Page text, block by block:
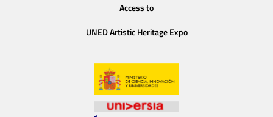
Access to
UNED Artistic Heritage Expo